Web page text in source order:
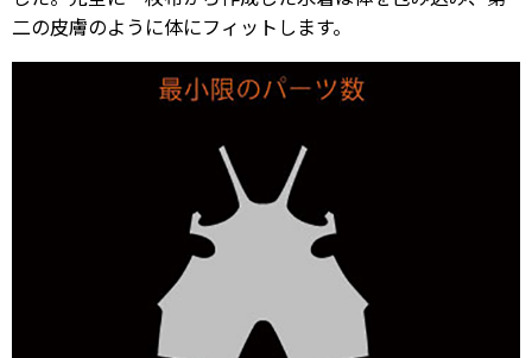
二の皮膚のように体にフィットします。